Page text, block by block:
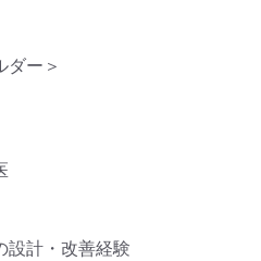
ダー＞
計・改善経験